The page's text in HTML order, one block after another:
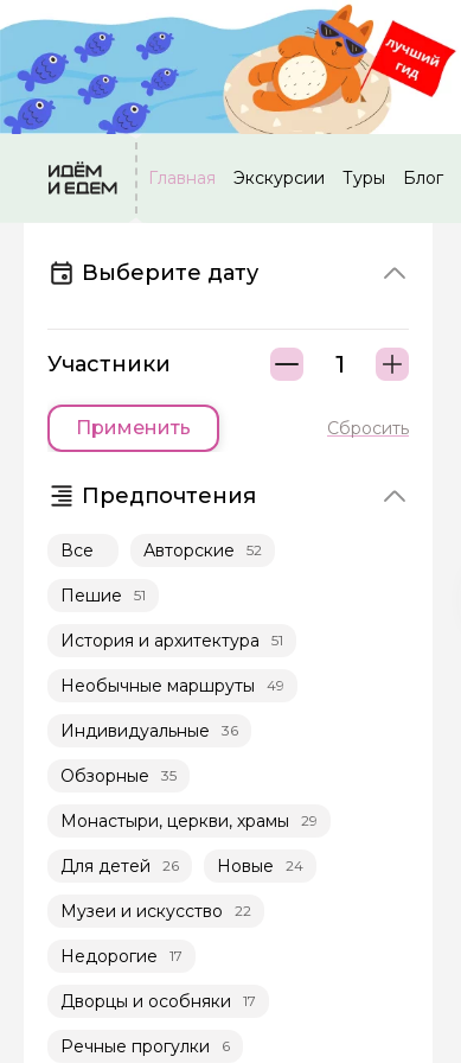
Главная Экскурсии Туры Блог
Выберите дату
Участники
Применить Сбросить
Предпочтения
Все Авторские 52
Пешие 51
История и архитектура 51
Необычные маршруты 49
Индивидуальные 36
Обзорные 35
Монастыри, церкви, храмы 29
Для детей 26 Новые 24
Музеи и искусство 22
Недорогие 17
Дворцы и особняки 17
Речные прогулки 6